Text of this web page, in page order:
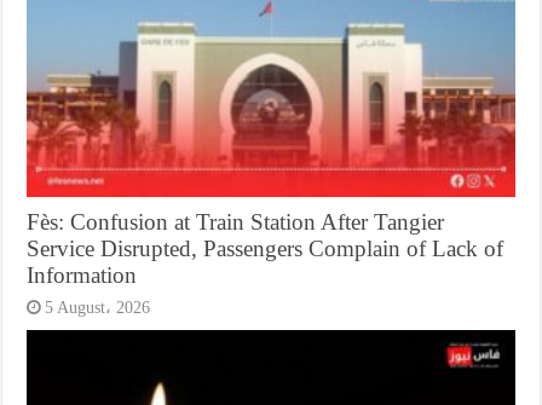
Fès: Confusion at Train Station After Tangier
Service Disrupted, Passengers Complain of Lack of
Information
5 August، 2026